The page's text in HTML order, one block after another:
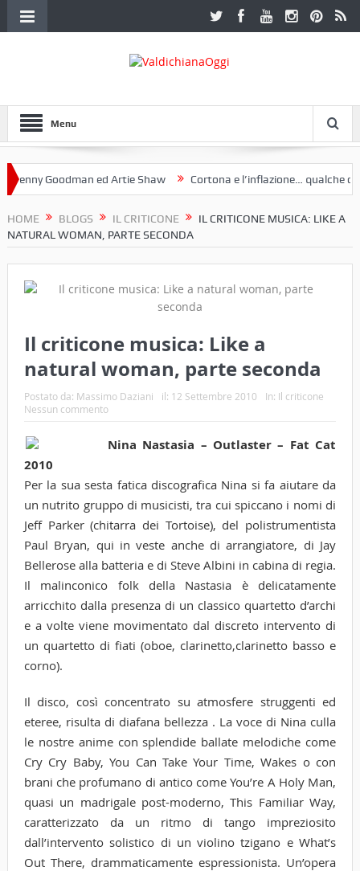
Menu
Goodman ed Artie Shaw Cortona e l’inflazione… qualche
HOME BLOGS IL CRITICONE
IL CRITICONE MUSICA: LIKE A
NATURAL WOMAN, PARTE SECONDA
Il criticone musica: Like a
natural woman, parte seconda
Postato da: Massimo Daziani il: 12 Settembre 2010 In: Il criticone
Nessun commento
Nina Nastasia – Outlaster – Fat Cat
2010
Per la sua sesta fatica discografica Nina si fa aiutare da
un nutrito gruppo di musicisti, tra cui spiccano i nomi di
Jeff Parker (chitarra dei Tortoise), del polistrumentista
Paul Bryan, qui in veste anche di arrangiatore, di Jay
Bellerose alla batteria e di Steve Albini in cabina di regia.
Il malinconico folk della Nastasia è delicatamente
arricchito dalla presenza di un classico quartetto d’archi
e a volte viene movimentato dal discreto intervento di
un quartetto di fiati (oboe, clarinetto,clarinetto basso e
corno).
Il disco, così concentrato su atmosfere struggenti ed
eteree, risulta di diafana bellezza . La voce di Nina culla
le nostre anime con splendide ballate melodiche come
Cry Cry Baby, You Can Take Your Time, Wakes o con
brani che profumano di antico come You’re A Holy Man,
quasi un madrigale post-moderno, This Familiar Way,
caratterizzato da un ritmo di tango impreziosito
dall’intervento solistico di un violino tzigano e What’s
Out There, drammaticamente espressionista. Un’opera